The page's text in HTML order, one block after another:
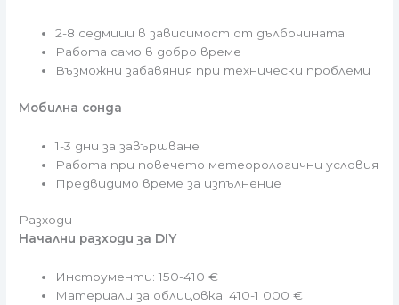
2-8 седмици в зависимост от дълбочината
Работа само в добро време
Възможни забавяния при технически проблеми
Мобилна сонда
1-3 дни за завършване
Работа при повечето метеорологични условия
Предвидимо време за изпълнение
Разходи
Начални разходи за DIY
Инструменти: 150-410 €
Материали за облицовка: 410-1 000 €